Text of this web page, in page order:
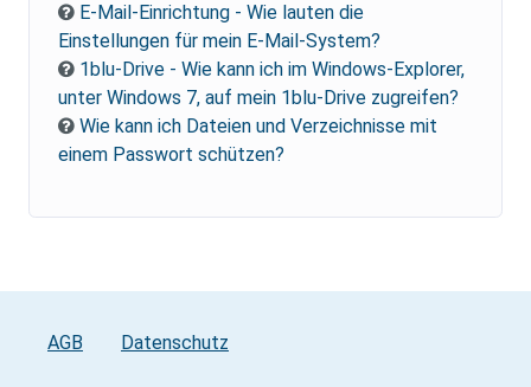
E-Mail-Einrichtung - Wie lauten die
Einstellungen für mein E-Mail-System?
1blu-Drive - Wie kann ich im Windows-Explorer,
unter Windows 7, auf mein 1blu-Drive zugreifen?
Wie kann ich Dateien und Verzeichnisse mit
einem Passwort schützen?
AGB Datenschutz